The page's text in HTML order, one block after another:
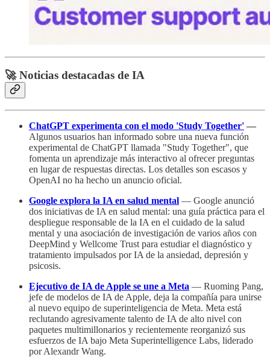
🚀 Noticias destacadas de IA
ChatGPT experimenta con el modo 'Study Together' —
Algunos usuarios han informado sobre una nueva función
experimental de ChatGPT llamada "Study Together", que
fomenta un aprendizaje más interactivo al ofrecer preguntas
en lugar de respuestas directas. Los detalles son escasos y
OpenAI no ha hecho un anuncio oficial.
Google explora la IA en salud mental — Google anunció
dos iniciativas de IA en salud mental: una guía práctica para el
despliegue responsable de la IA en el cuidado de la salud
mental y una asociación de investigación de varios años con
DeepMind y Wellcome Trust para estudiar el diagnóstico y
tratamiento impulsados por IA de la ansiedad, depresión y
psicosis.
Ejecutivo de IA de Apple se une a Meta — Ruoming Pang,
jefe de modelos de IA de Apple, deja la compañía para unirse
al nuevo equipo de superinteligencia de Meta. Meta está
reclutando agresivamente talento de IA de alto nivel con
paquetes multimillonarios y recientemente reorganizó sus
esfuerzos de IA bajo Meta Superintelligence Labs, liderado
por Alexandr Wang.